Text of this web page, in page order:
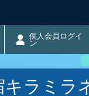
個人会員ログイ
ン
ラミラ